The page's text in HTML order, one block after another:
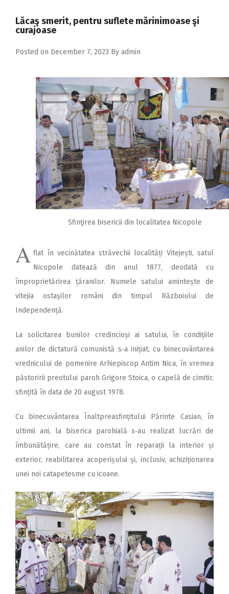
2017
Lăcaş smerit, pentru suflete mărinimoase şi
curajoase
Posted on December 7, 2023 By admin
Sfinţirea bisericii din localitatea Nicopole
A flat în vecinătatea străvechii localități Vi­tejești, satul
Nico­pole datează din anul 1877, deodată cu
împroprietărirea țăra­nilor. Numele satului amin­tește de
vitejia ostașilor români din timpul Războiului de
Independență.
La solicitarea bunilor credin­cioși ai satului, în condițiile
anilor de dictatură comunistă s‑a inițiat, cu binecuvântarea
vrednicului de pomenire Arhiepiscop Antim Nica, în vremea
păstoririi preotului paroh Grigore Stoica, o capelă de cimitir,
sfințită în data de 20 august 1978.
Cu binecuvântarea Înalt­prea­sfințitului Părinte Casian, în
ultimii ani, la biserica parohială s‑au realizat lucrări de
îmbunătățire, care au constat în reparații la interior și
exterior, reabilitarea acoperișului și, inclusiv, achiziționarea
unei noi catapetesme cu icoane.